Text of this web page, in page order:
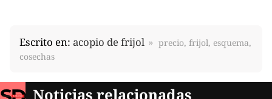
Escrito en: acopio de frijol
precio, frijol, esquema,
cosechas
Noticias relacionadas